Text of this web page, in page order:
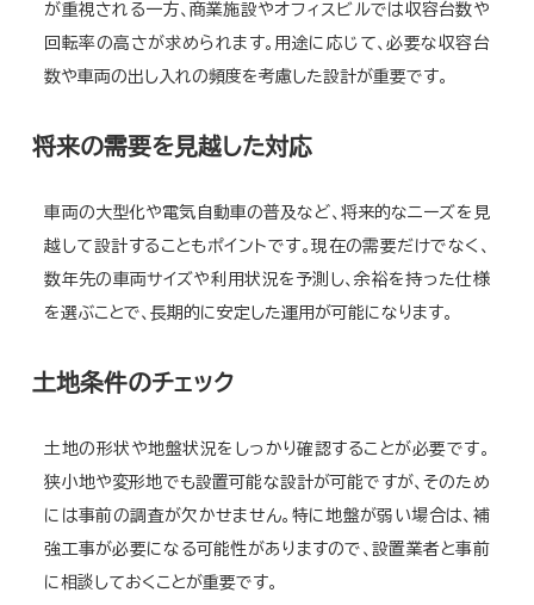
が重視される一方、商業施設やオフィスビルでは収容台数や
回転率の高さが求められます。用途に応じて、必要な収容台
数や車両の出し入れの頻度を考慮した設計が重要です。
将来の需要を見越した対応
車両の大型化や電気自動車の普及など、将来的なニーズを見
越して設計することもポイントです。現在の需要だけでなく、
数年先の車両サイズや利用状況を予測し、余裕を持った仕様
を選ぶことで、長期的に安定した運用が可能になります。
土地条件のチェック
土地の形状や地盤状況をしっかり確認することが必要です。
狭小地や変形地でも設置可能な設計が可能ですが、そのため
には事前の調査が欠かせません。特に地盤が弱い場合は、補
強工事が必要になる可能性がありますので、設置業者と事前
に相談しておくことが重要です。